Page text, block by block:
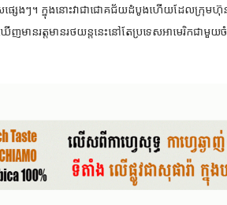
សផ្សេងៗ។ ក្នុងនោះវាជាជោគជ័យដំបូងហើយដែលក្រុ
ញមានរត្តមានរថយន្តនេះនៅតែប្រទេសអាមេរិកជ